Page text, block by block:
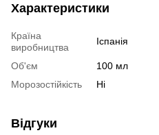
Характеристики
Країна
виробництва
Іспанія
Об'єм
100 мл
Морозостійкість
Ні
Відгуки